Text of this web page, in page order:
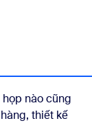
nào cũng
thiết kế